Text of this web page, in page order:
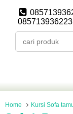
085713936223
Home Kursi Sofa